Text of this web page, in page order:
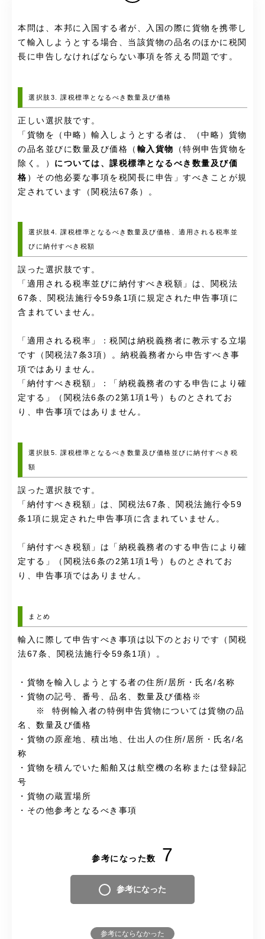
本問は、本邦に入国する者が、入国の際に貨物を携帯し
て輸入しようとする場合、当該貨物の品名のほかに税関
長に申告しなければならない事項を答える問題です。
選択肢3. 課税標準となるべき数量及び価格
正しい選択肢です。
「貨物を（中略）輸入しようとする者は、（中略）貨物
の品名並びに数量及び価格（ 輸入貨物 （特例申告貨物を
除く。） については、課税標準となるべき数量及び価
格 ）その他必要な事項を税関長に申告」すべきことが規
定されています（関税法67条）。
選択肢4. 課税標準となるべき数量及び価格、適用される税率並
びに納付すべき税額
誤った選択肢です。
「適用される税率並びに納付すべき税額」は、関税法
67条、関税法施行令59条1項に規定された申告事項に
含まれていません。
「適用される税率」：税関は納税義務者に教示する立場
です（関税法7条3項）。納税義務者から申告すべき事
項ではありません。
「納付すべき税額」：「納税義務者のする申告により確
定する」（関税法6条の2第1項1号）ものとされてお
り、申告事項ではありません。
選択肢5. 課税標準となるべき数量及び価格並びに納付すべき税
額
誤った選択肢です。
「納付すべき税額」は、関税法67条、関税法施行令59
条1項に規定された申告事項に含まれていません。
「納付すべき税額」は「納税義務者のする申告により確
定する」（関税法6条の2第1項1号）ものとされてお
り、申告事項ではありません。
まとめ
輸入に際して申告すべき事項は以下のとおりです（関税
法67条、関税法施行令59条1項）。
・貨物を輸入しようとする者の住所/居所・氏名/名称
・貨物の記号、番号、品名、数量及び価格※
※ 特例輸入者の特例申告貨物については貨物の品
名、数量及び価格
・貨物の原産地、積出地、仕出人の住所/居所・氏名/名
称
・貨物を積んでいた船舶又は航空機の名称または登録記
号
・貨物の蔵置場所
・その他参考となるべき事項
参考になった数 7
参考になった
参考にならなかった